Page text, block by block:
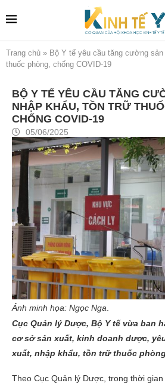
Trang chủ » Bộ Y tế yêu cầu tăng cường
thuốc phòng, chống COVID-19
BỘ Y TẾ YÊU CẦU TĂNG
NHẬP KHẨU, TỒN TRỮ
CHỐNG COVID-19
05/06/2025
Ảnh minh họa: Ngọc Nga
Cục Quản lý Dược, Bộ Y tế vừa ban
cơ sở sản xuất, kinh doanh dược,
xuất, nhập khẩu, tồn trữ thuốc
Theo Cục Quản lý Dược, trong thời gian